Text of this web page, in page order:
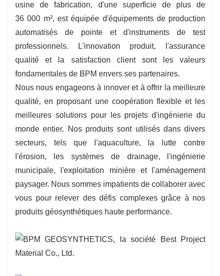
usine de fabrication, d'une superficie de plus de
36 000 m², est équipée d'équipements de production
automatisés de pointe et d'instruments de test
professionnels. L'innovation produit, l'assurance
qualité et la satisfaction client sont les valeurs
fondamentales de BPM envers ses partenaires.
Nous nous engageons à innover et à offrir la meilleure
qualité, en proposant une coopération flexible et les
meilleures solutions pour les projets d'ingénierie du
monde entier. Nos produits sont utilisés dans divers
secteurs, tels que l'aquaculture, la lutte contre
l'érosion, les systèmes de drainage, l'ingénierie
municipale, l'exploitation minière et l'aménagement
paysager. Nous sommes impatients de collaborer avec
vous pour relever des défis complexes grâce à nos
produits géosynthétiques haute performance.